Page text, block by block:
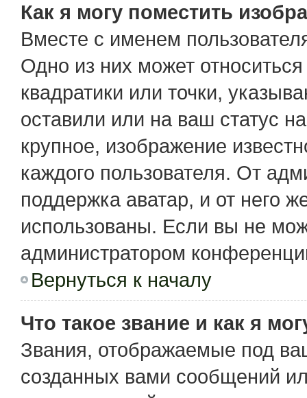
Как я могу поместить
Вместе с именем
Одно из них может
квадратики или точки,
оставили или на ваш статус
крупное, изображение
каждого пользователя. От
поддержка аватар, и от него
использованы. Если вы не
администратором
Вернуться к началу
Что такое звание и как я
Звания, отображаемые под
созданных вами сообщений